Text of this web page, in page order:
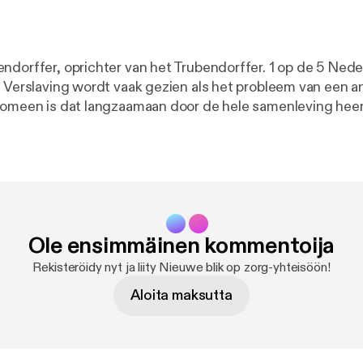
oprichter van het Trubendorffer. 1 op de 5 Nederlanders heeft
wordt vaak gezien als het probleem van een
is dat langzaamaan door de hele samenleving heen
ambulante behandeling en een uniek clubhuis in
[denkmeemet@vgz.nl].
Ole ensimmäinen kommentoija
Rekisteröidy nyt ja liity Nieuwe blik op zorg-yhteisöön!
Aloita maksutta